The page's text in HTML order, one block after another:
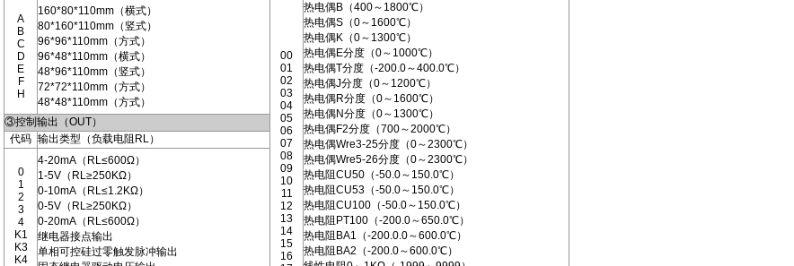
A
B
C
D
E
F
H
160*80*110mm（横式）
80*160*110mm（竖式）
96*96*110mm（方式）
96*48*110mm（横式）
48*96*110mm（竖式）
72*72*110mm（方式）
48*48*110mm（方式）
00
01
02
03
04
05
06
07
08
09
10
11
12
13
14
15
16
热电偶B（400～1800℃）
热电偶S（0～1600℃）
热电偶K（0～1300℃）
热电偶E分度（0～1000℃）
热电偶T分度（-200.0～400.0℃）
热电偶J分度（0～1200℃）
热电偶R分度（0～1600℃）
热电偶N分度（0～1300℃）
热电偶F2分度（700～2000℃）
热电偶Wre3-25分度（0～2300℃）
热电偶Wre5-26分度（0～2300℃）
热电阻CU50（-50.0～150.0℃）
热电阻CU53（-50.0～150.0℃）
热电阻CU100（-50.0～150.0℃）
热电阻PT100（-200.0～650.0℃）
热电阻BA1（-200.0.0～600.0℃）
热电阻BA2（-200.0～600.0℃）
③控制输出（OUT）
代码 输出类型（负载电阻RL）
0
1
2
3
4
K1
K3
K4
4-20mA（RL≤600Ω）
1-5V（RL≥250KΩ）
0-10mA（RL≤1.2KΩ）
0-5V（RL≥250KΩ）
0-20mA（RL≤600Ω）
继电器接点输出
单相可控硅过零触发脉冲输出